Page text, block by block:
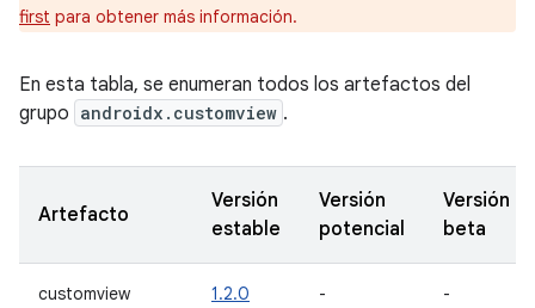
first para obtener más información.
En esta tabla, se enumeran todos los artefactos del
grupo androidx.customview .
Artefacto
Versión
estable
Versión
potencial
Versión
beta
customview 1.2.0 - -